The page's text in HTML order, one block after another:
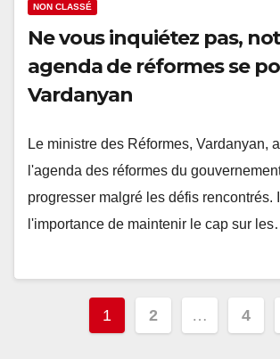
NON CLASSÉ
Ne vous inquiétez pas,
agenda de réformes se
Vardanyan
Le ministre des Réformes, Vardanyan,
l'agenda des réformes du
progresser malgré les défis rencontrés.
l'importance de maintenir le cap sur
Pagination
1 2 … 4